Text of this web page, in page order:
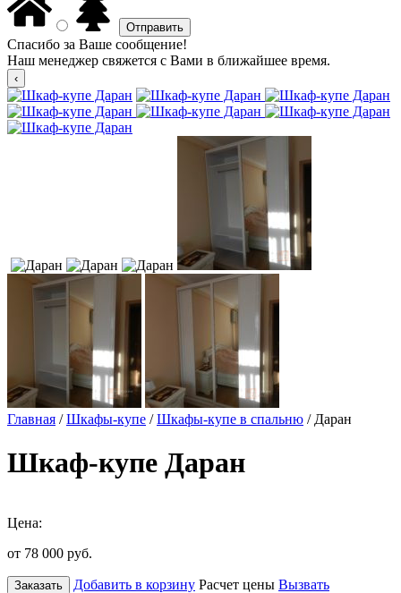
Спасибо за Ваше сообщение!
Наш менеджер свяжется с Вами в ближайшее время.
Главная /Шкафы-купе /Шкафы-купе в спальню / Даран
Шкаф-купе Даран
Цена:
от 78 000 руб.
Заказать Добавить в корзину Расчет цены Вызвать